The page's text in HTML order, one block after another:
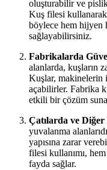
oluşturabilir ve
Kuş filesi
böylece hem hijyen
sağlayabilirsiniz.
Fabrikalarda
alanlarda, kuşların
Kuşlar, makinelerin
açabilirler. Fabrika
etkili bir çözüm
Çatılarda ve
yuvalanma
yapısına zarar
filesi kullanımı,
fayda sağlar.